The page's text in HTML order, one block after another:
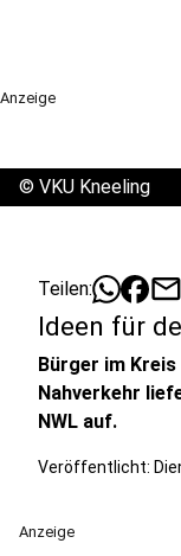
Anzeige
© VKU Kneeling
Teilen: mail
Ideen für
Bürger im
Nahverkehr
NWL auf.
Veröffentlicht:
Anzeige